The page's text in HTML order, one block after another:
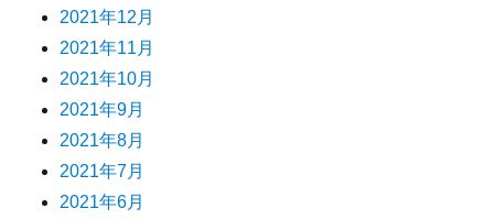
2021年12月
2021年11月
2021年10月
2021年9月
2021年8月
2021年7月
2021年6月